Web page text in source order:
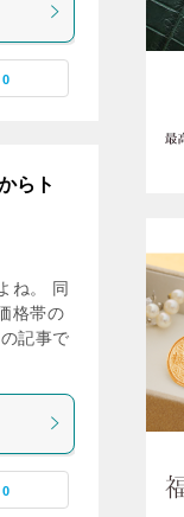
0
らト
ね。 同
格帯の
記事で
0